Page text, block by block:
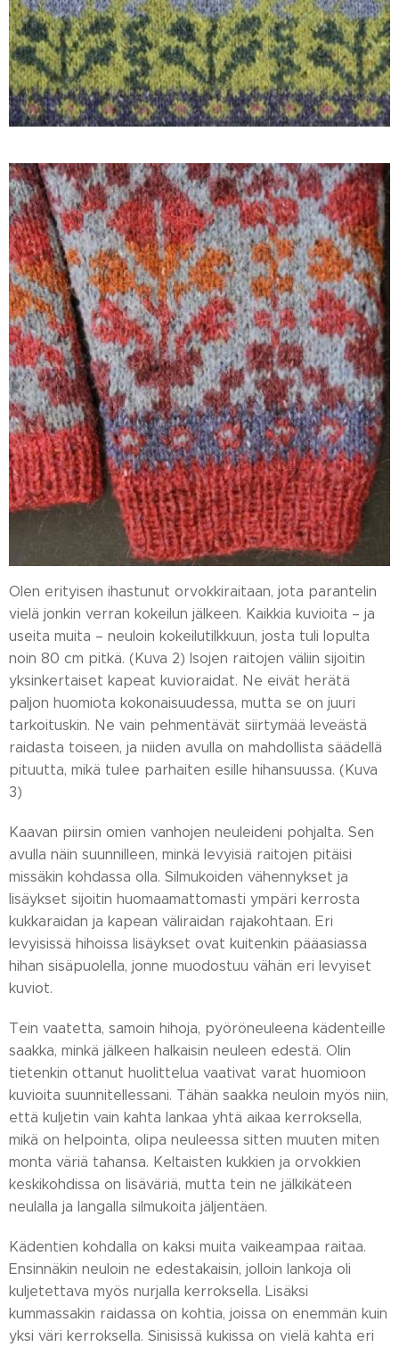
Olen erityisen ihastunut orvokkiraitaan, jota parantelin
vielä jonkin verran kokeilun jälkeen. Kaikkia kuvioita – ja
useita muita – neuloin kokeilutilkkuun, josta tuli lopulta
noin 80 cm pitkä. (Kuva 2) Isojen raitojen väliin sijoitin
yksinkertaiset kapeat kuvioraidat. Ne eivät herätä
paljon huomiota kokonaisuudessa, mutta se on juuri
tarkoituskin. Ne vain pehmentävät siirtymää leveästä
raidasta toiseen, ja niiden avulla on mahdollista säädellä
pituutta, mikä tulee parhaiten esille hihansuussa. (Kuva
3)
Kaavan piirsin omien vanhojen neuleideni pohjalta. Sen
avulla näin suunnilleen, minkä levyisiä raitojen pitäisi
missäkin kohdassa olla. Silmukoiden vähennykset ja
lisäykset sijoitin huomaamattomasti ympäri kerrosta
kukkaraidan ja kapean väliraidan rajakohtaan. Eri
levyisissä hihoissa lisäykset ovat kuitenkin pääasiassa
hihan sisäpuolella, jonne muodostuu vähän eri levyiset
kuviot.
Tein vaatetta, samoin hihoja, pyöröneuleena kädenteille
saakka, minkä jälkeen halkaisin neuleen edestä. Olin
tietenkin ottanut huolittelua vaativat varat huomioon
kuvioita suunnitellessani. Tähän saakka neuloin myös niin,
että kuljetin vain kahta lankaa yhtä aikaa kerroksella,
mikä on helpointa, olipa neuleessa sitten muuten miten
monta väriä tahansa. Keltaisten kukkien ja orvokkien
keskikohdissa on lisäväriä, mutta tein ne jälkikäteen
neulalla ja langalla silmukoita jäljentäen.
Kädentien kohdalla on kaksi muita vaikeampaa raitaa.
Ensinnäkin neuloin ne edestakaisin, jolloin lankoja oli
kuljetettava myös nurjalla kerroksella. Lisäksi
kummassakin raidassa on kohtia, joissa on enemmän kuin
yksi väri kerroksella. Sinisissä kukissa on vielä kahta eri